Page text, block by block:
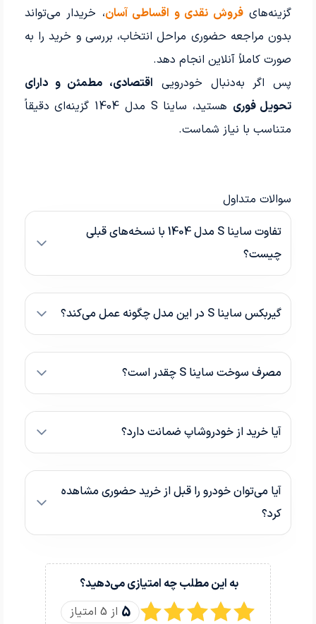
گزینه‌هایفروش نقدی و اقساطی آسان، خریدار می‌تواند
بدون مراجعه حضوری مراحل انتخاب، بررسی و خرید را به
صورت کاملاً آنلاین انجام دهد.
پس اگر به‌دنبال خودرویی اقتصادی، مطمئن و دارای
تحویل فوری
هستید، ساینا S مدل 1404 گزینه‌ای دقیقاً
متناسب با نیاز شماست.
سوالات متداول
تفاوت ساینا S مدل 1404 با نسخه‌های قبلی
چیست؟
گیربکس ساینا S در این مدل چگونه عمل می‌کند؟
مصرف سوخت ساینا S چقدر است؟
آیا خرید از خودروشاپ ضمانت دارد؟
آیا می‌توان خودرو را قبل از خرید حضوری مشاهده
کرد؟
به این مطلب چه امتیازی می‌دهید؟
5 از 5 امتیاز